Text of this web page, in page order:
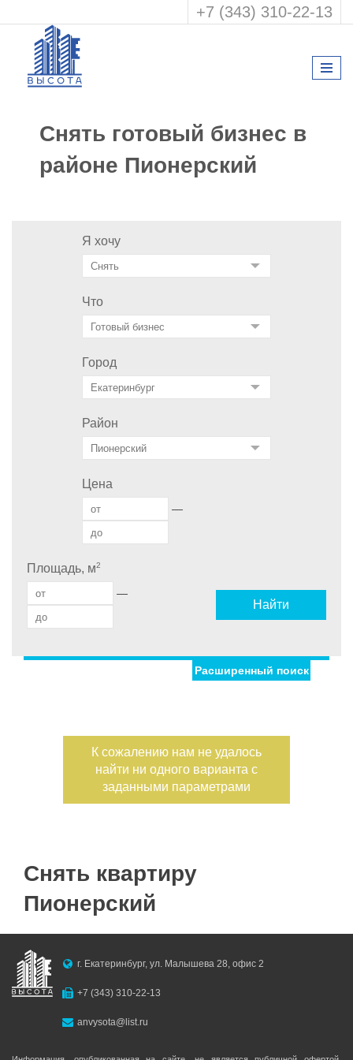
+7 (343) 310-22-13
Снять готовый бизнес в
районе Пионерский
Я хочу
Что
Город
Район
Цена
—
Площадь, м2
—
Найти
Дом С фото
Расширенный поиск
Снять квартиру
Пионерский
К сожалению нам не удалось
найти ни одного варианта с
заданными параметрами
г. Екатеринбург, ул. Малышева 28, офис 2
+7 (343) 310-22-13
anvysota@list.ru